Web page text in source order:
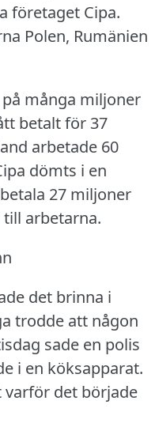
företaget Cipa.
Polen, Rumänien
många miljoner
betalt för 37
arbetade 60
dömts i en
27 miljoner
arbetarna.
det brinna i
trodde att någon
sade en polis
i en köksapparat.
varför det började